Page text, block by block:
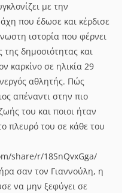
με την
που έδωσε και κέρδισε
ιστορία που φέρνει
δημοσιότητας και
καρκίνο σε ηλικία 29
αθλητής. Πώς
απέναντι στην πιο
του και ποιοι ήταν
πλευρό του σε κάθε του
share/r/18SnQvxGga/
σαν τον Γιαννούλη, η
να μην ξεφύγει σε